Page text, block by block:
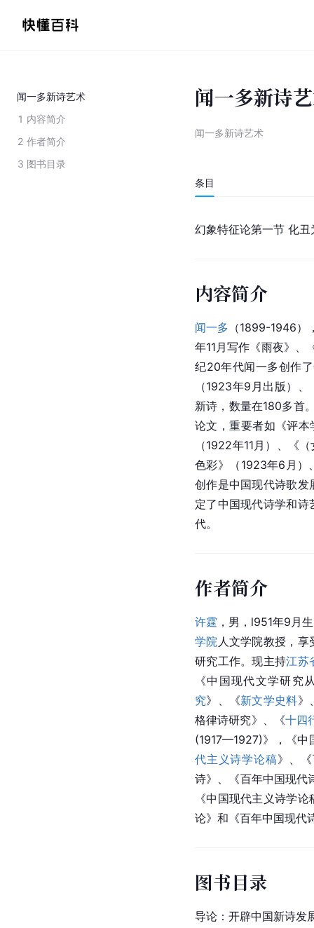
闻一多新诗艺术
1 内容简介
2 作者简介
3 图书目录
闻一多新诗
闻一多新诗艺术
条目
幻象特征论第一节 化
内容简介
闻一多 （1899-1946）
年11月写作《雨夜》、
纪20年代闻一多创作
（1923年9月出版）
新诗，数量在180多首
论文，重要者如《评
（1922年11月）、《
色彩》（1923年6月）
创作是中国现代诗歌发
定了中国现代诗学和
代。
作者简介
许霆 ，男，l951年9月
学院 人文学院教授，
研究工作。现主持江苏
《中国现代文学研究
究》、《新文学史料》
格律诗研究》、《十四
(1917—1927)》，《中
代主义诗学论稿》、
诗》、《百年中国现代
《中国现代主义诗学
论》和《百年中国现代
图书目录
导论：开辟中国新诗发